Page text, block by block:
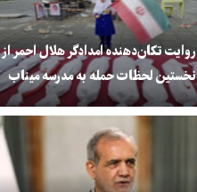
روایت تکان‌دهنده امدادگر هلال احمر از
نخستین لحظات حمله به مدرسه میناب